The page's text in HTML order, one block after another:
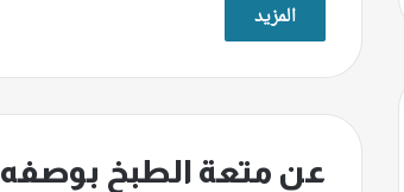
المزيد
عن متعة الطبخ بوصفه